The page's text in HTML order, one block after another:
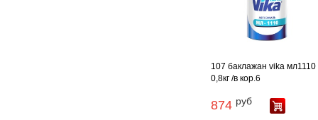
107 баклажан vika мл1110
0,8кг /в кор.6
874 руб